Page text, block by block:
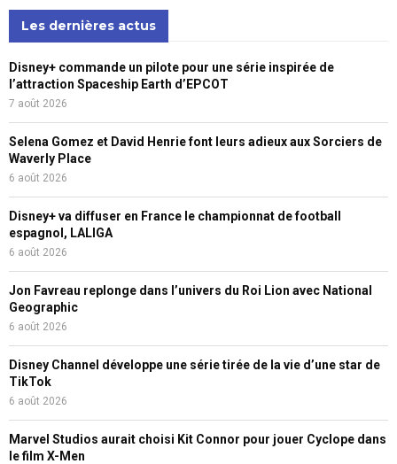
Les dernières actus
Disney+ commande un pilote pour une série inspirée de
l’attraction Spaceship Earth d’EPCOT
7 août 2026
Selena Gomez et David Henrie font leurs adieux aux Sorciers de
Waverly Place
6 août 2026
Disney+ va diffuser en France le championnat de football
espagnol, LALIGA
6 août 2026
Jon Favreau replonge dans l’univers du Roi Lion avec National
Geographic
6 août 2026
Disney Channel développe une série tirée de la vie d’une star de
TikTok
6 août 2026
Marvel Studios aurait choisi Kit Connor pour jouer Cyclope dans
le film X-Men